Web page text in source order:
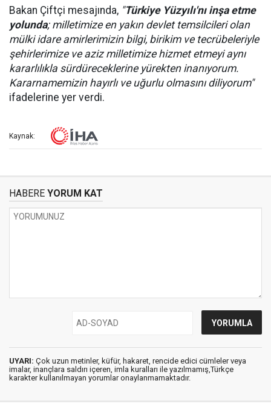
Bakan Çiftçi mesajında, "Türkiye Yüzyılı'nı inşa etme
yolunda; milletimize en yakın devlet temsilcileri olan
mülki idare amirlerimizin bilgi, birikim ve tecrübeleriyle
şehirlerimize ve aziz milletimize hizmet etmeyi aynı
kararlılıkla sürdüreceklerine yürekten inanıyorum.
Kararnamemizin hayırlı ve uğurlu olmasını diliyorum"
ifadelerine yer verdi.
Kaynak:
HABERE YORUM KAT
UYARI: Çok uzun metinler, küfür, hakaret, rencide edici cümleler veya
imalar, inançlara saldırı içeren, imla kuralları ile yazılmamış,Türkçe
karakter kullanılmayan yorumlar onaylanmamaktadır.